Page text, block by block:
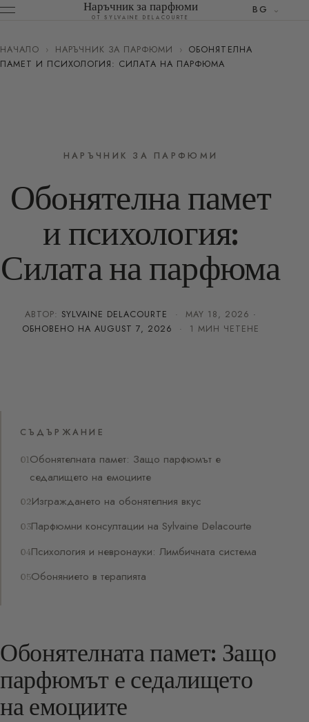
Наръчник за парфюми
ОТ SYLVAINE DELACOURTE
BG
НАЧАЛО › НАРЪЧНИК ЗА ПАРФЮМИ › ОБОНЯТЕЛНА
ПАМЕТ И ПСИХОЛОГИЯ: СИЛАТА НА ПАРФЮМА
НАРЪЧНИК ЗА ПАРФЮМИ
Обонятелна памет
и психология:
Силата на парфюма
АВТОР: SYLVAINE DELACOURTE · MAY 18, 2026 ·
ОБНОВЕНО НА AUGUST 7, 2026 · 1 МИН ЧЕТЕНЕ
СЪДЪРЖАНИЕ
Обонятелната памет: Защо парфюмът е
седалището на емоциите
Изграждането на обонятелния вкус
Парфюмни консултации на Sylvaine Delacourte
Психология и невронауки: Лимбичната система
Обонянието в терапията
Обонятелната памет: Защо
парфюмът е седалището
на емоциите